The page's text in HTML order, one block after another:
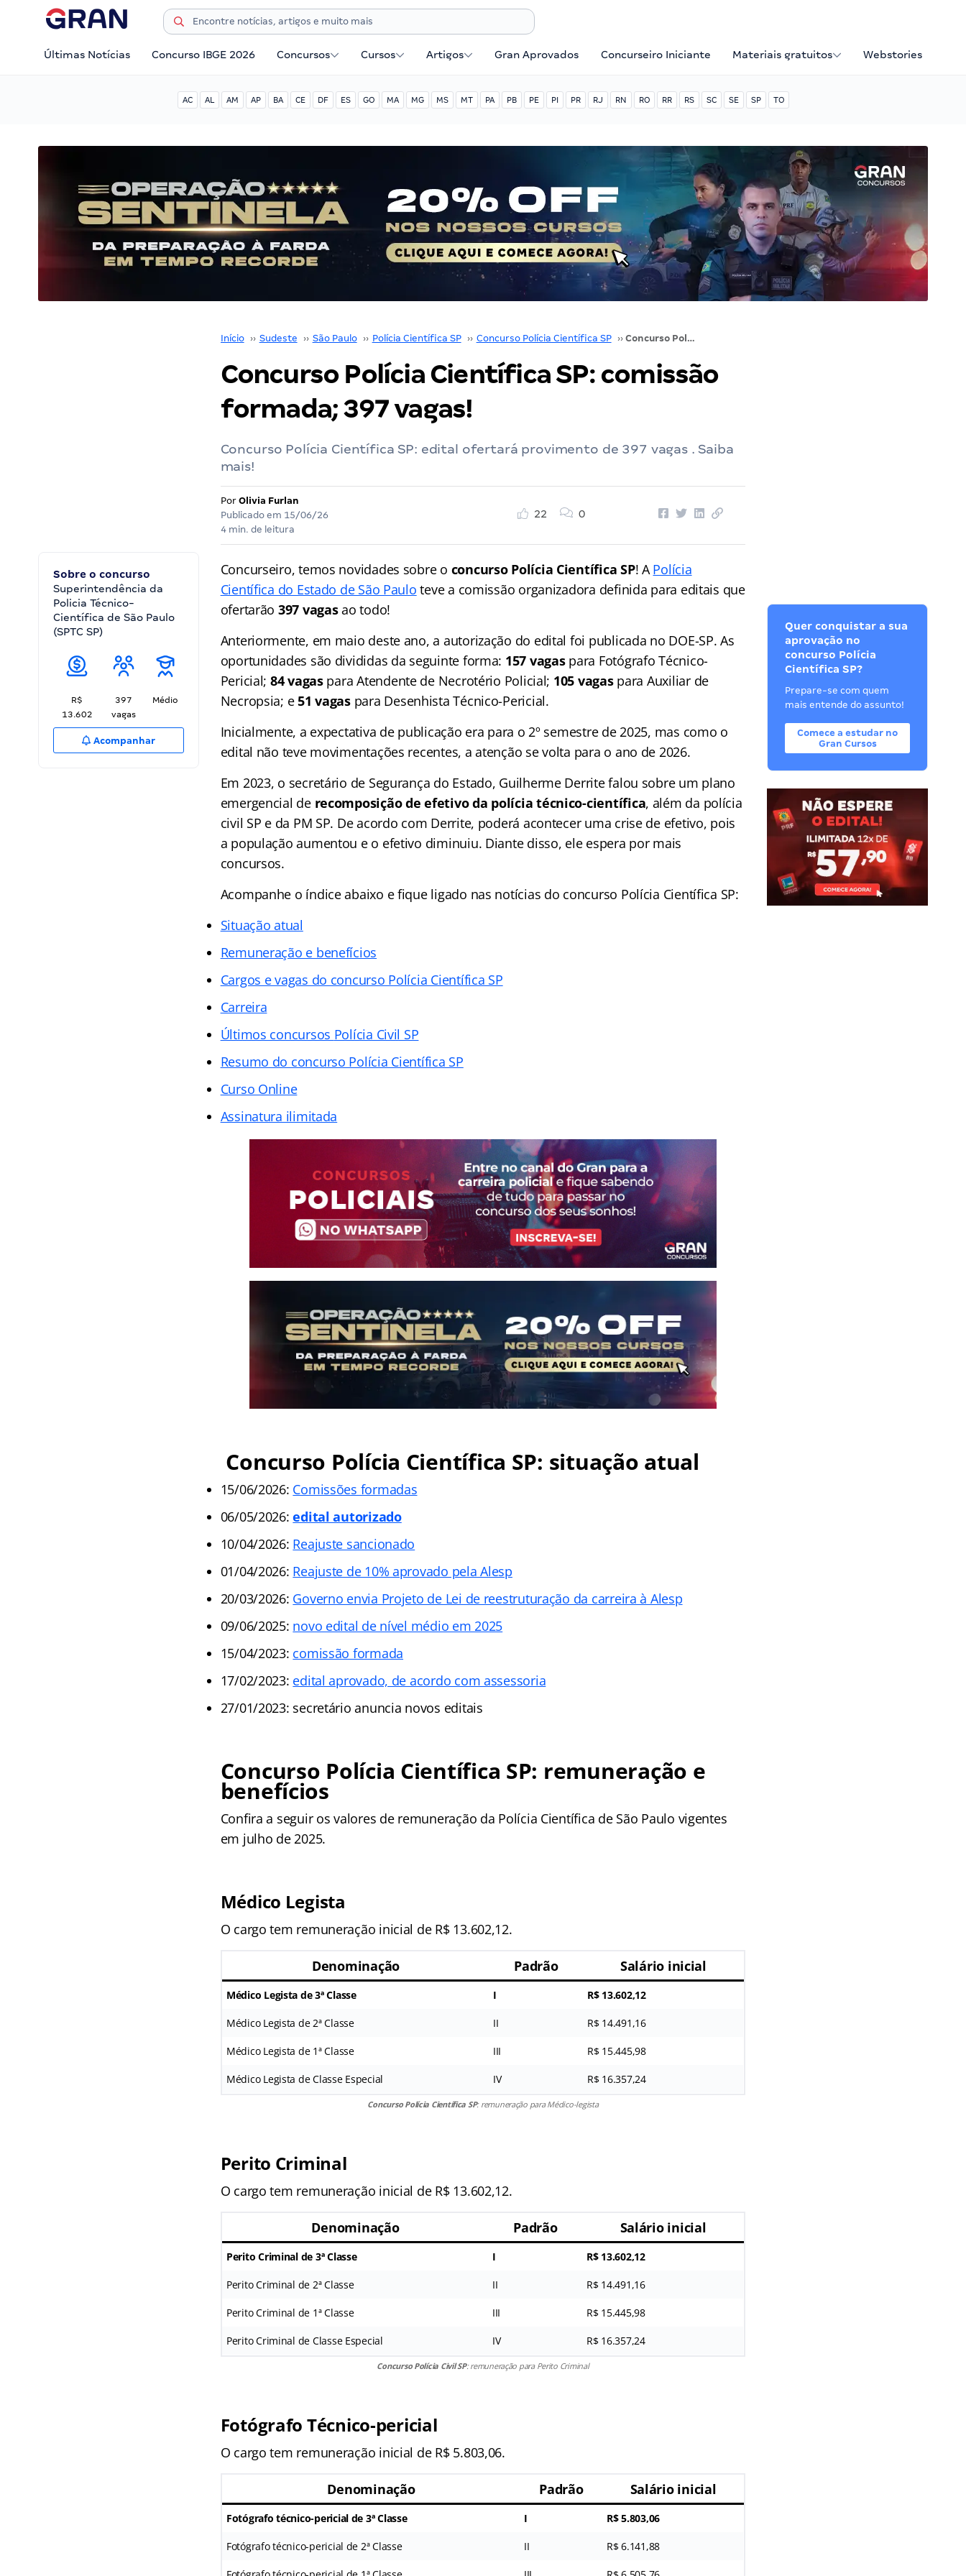
Últimas Notícias Concurso IBGE 2026 Concursos Cursos Artigos Gran Aprovados Concurseiro Iniciante Materiais gratuitos Webstories
AC AL AM AP BA CE DF ES GO MA MG MS MT PA PB PE PI PR RJ RN RO RR RS SC SE SP TO
Início ›› Sudeste ›› São Paulo ›› Polícia Científica SP ›› Concurso Polícia Científica SP ›› Concurso Polícia Científica SP: comissão formada; 397 vagas!
Concurso Polícia Científica SP: comissão
formada; 397 vagas!
Concurso Polícia Científica SP: edital ofertará provimento de 397 vagas . Saiba
mais!
Por Olivia Furlan
Publicado em 15/06/26
4 min. de leitura
22 0
Sobre o concurso
Superintendência da
Policia Técnico-
Científica de São Paulo
(SPTC SP)
R$
13.602
397
vagas
Médio
Acompanhar
Concurseiro, temos novidades sobre o concurso Polícia Científica SP! APolícia
Científica do Estado de São Paulo teve a comissão organizadora definida para editais que
ofertarão 397 vagasao todo!
Anteriormente, em maio deste ano, a autorização do edital foi publicada no DOE-SP. As
oportunidades são divididas da seguinte forma: 157 vagas para Fotógrafo Técnico-
Pericial; 84 vagas para Atendente de Necrotério Policial; 105 vagas para Auxiliar de
Necropsia; e51 vagaspara Desenhista Técnico-Pericial.
Inicialmente, a expectativa de publicação era para o 2º semestre de 2025, mas como o
edital não teve movimentações recentes, a atenção se volta para o ano de 2026.
Em 2023, o secretário de Segurança do Estado, Guilherme Derritefalou sobre um plano
emergencial de recomposição de efetivo da polícia técnico-científica, além da polícia
civil SP e da PM SP. De acordo com Derrite, poderá acontecer uma crise de efetivo, pois
a população aumentou e o efetivo diminuiu. Diante disso, ele espera por mais
concursos.
Acompanhe o índice abaixo e fique ligado nas notícias do concurso Polícia Científica SP:
Situação atual
Remuneração e benefícios
Cargos e vagas do concurso Polícia Científica SP
Carreira
Últimos concursos Polícia Civil SP
Resumo do concurso Polícia Científica SP
Curso Online
Assinatura ilimitada
Concurso Polícia Científica SP: situação atual
15/06/2026: Comissões formadas
06/05/2026:edital autorizado
10/04/2026: Reajuste sancionado
01/04/2026: Reajuste de 10% aprovado pela Alesp
20/03/2026: Governo envia Projeto de Lei de reestruturação da carreira à Alesp
09/06/2025: novo edital de nível médio em 2025
15/04/2023: comissão formada
17/02/2023: edital aprovado, de acordo com assessoria
27/01/2023: secretário anuncia novos editais
Concurso Polícia Científica SP: remuneração e
benefícios
Confira a seguir os valores de remuneração da Polícia Científica de São Paulo vigentes
em julho de 2025.
Médico Legista
O cargo tem remuneração inicial de R$ 13.602,12.
Denominação Padrão Salário inicial
Médico Legista de 3ª Classe I R$ 13.602,12
Médico Legista de 2ª Classe II R$ 14.491,16
Médico Legista de 1ª Classe III R$ 15.445,98
Médico Legista de Classe Especial IV R$ 16.357,24
Concurso Polícia Científica SP: remuneração para Médico-legista
Perito Criminal
O cargo tem remuneração inicial de R$ 13.602,12.
Denominação Padrão Salário inicial
Perito Criminal de 3ª Classe I R$ 13.602,12
Perito Criminal de 2ª Classe II R$ 14.491,16
Perito Criminal de 1ª Classe III R$ 15.445,98
Perito Criminal de Classe Especial IV R$ 16.357,24
Concurso Polícia Civil SP: remuneração para Perito Criminal
Fotógrafo Técnico-pericial
O cargo tem remuneração inicial de R$ 5.803,06.
Denominação Padrão Salário inicial
Fotógrafo técnico-pericial de 3ª Classe I R$ 5.803,06
Fotógrafo técnico-pericial de 2ª Classe II R$ 6.141,88
Quer conquistar a sua
aprovação no
concurso Polícia
Científica SP?
Prepare-se com quem
mais entende do assunto!
Comece a estudar no
Gran Cursos